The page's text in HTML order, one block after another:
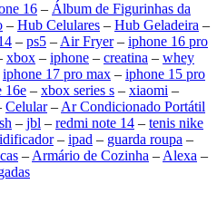
16 – Álbum de Figurinhas da
– Hub Celulares – Hub Geladeira –
– ps5 – Air Fryer– iphone 16 pro
xbox – iphone – creatina – whey
iphone 17 pro max – iphone 15 pro
16e – xbox series s – xiaomi –
Celular– Ar Condicionado Portátil
– jbl – redmi note 14 – tenis nike
– ipad – guarda roupa –
– Armário de Cozinha – Alexa –